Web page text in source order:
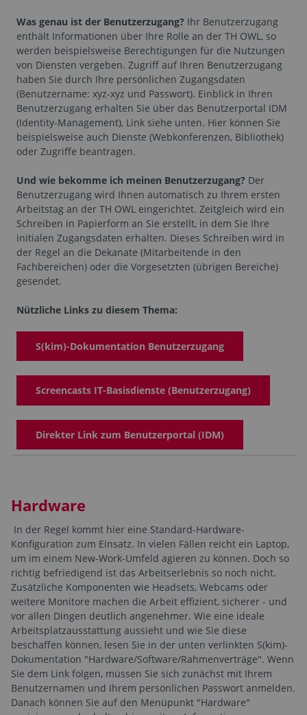
Was genau ist der Benutzerzugang? Ihr Benutzerzugang
enthält Informationen über Ihre Rolle an der TH OWL, so
werden beispielsweise Berechtigungen für die Nutzungen
von Diensten vergeben. Zugriff auf Ihren Benutzerzugang
haben Sie durch Ihre persönlichen Zugangsdaten
(Benutzername: xyz-xyz und Passwort). Einblick in Ihren
Benutzerzugang erhalten Sie über das Benutzerportal IDM
(Identity-Management), Link siehe unten. Hier können Sie
beispielsweise auch Dienste (Webkonferenzen, Bibliothek)
oder Zugriffe beantragen.
Und wie bekomme ich meinen Benutzerzugang? Der
Benutzerzugang wird Ihnen automatisch zu Ihrem ersten
Arbeitstag an der TH OWL eingerichtet. Zeitgleich wird ein
Schreiben in Papierform an Sie erstellt, in dem Sie Ihre
initialen Zugangsdaten erhalten. Dieses Schreiben wird in
der Regel an die Dekanate (Mitarbeitende in den
Fachbereichen) oder die Vorgesetzten (übrigen Bereiche)
gesendet.
Nützliche Links zu diesem Thema:
S(kim)-Dokumentation Benutzerzugang
Screencasts IT-Basisdienste (Benutzerzugang)
Direkter Link zum Benutzerportal (IDM)
Hardware
In der Regel kommt hier eine Standard-Hardware-
Konfiguration zum Einsatz. In vielen Fällen reicht ein Laptop,
um im einem New-Work-Umfeld agieren zu können. Doch so
richtig befriedigend ist das Arbeitserlebnis so noch nicht.
Zusätzliche Komponenten wie Headsets, Webcams oder
weitere Monitore machen die Arbeit effizient, sicherer - und
vor allen Dingen deutlich angenehmer. Wie eine ideale
Arbeitsplatzausstattung aussieht und wie Sie diese
beschaffen können, lesen Sie in der unten verlinkten S(kim)-
Dokumentation "Hardware/Software/Rahmenverträge". Wenn
Sie dem Link folgen, müssen Sie sich zunächst mit Ihrem
Benutzernamen und Ihrem persönlichen Passwort anmelden.
Danach können Sie auf den Menüpunkt "Hardware"